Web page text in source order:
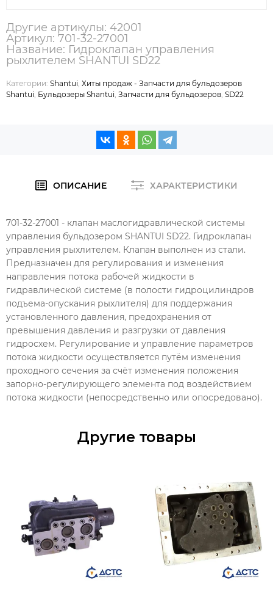
Другие артикулы: 42001
Артикул: 701-32-27001
Название: Гидроклапан управления
рыхлителем SHANTUI SD22
Категории: Shantui Хиты продаж - Запчасти для бульдозеров
Shantui Бульдозеры Shantui Запчасти для бульдозеров SD22
ОПИСАНИЕ ХАРАКТЕРИСТИКИ
701-32-27001 - клапан маслогидравлической системы
управления бульдозером SHANTUI SD22. Гидроклапан
управления рыхлителем. Клапан выполнен из стали.
Предназначен для регулирования и изменения
направления потока рабочей жидкости в
гидравлической системе (в полости гидроцилиндров
подъема-опускания рыхлителя) для поддержания
установленного давления, предохранения от
превышения давления и разгрузки от давления
гидросхем. Регулирование и управление параметров
потока жидкости осуществляется путём изменения
проходного сечения за счёт изменения положения
запорно-регулирующего элемента под воздействием
потока жидкости (непосредственно или опосредовано).
Другие товары